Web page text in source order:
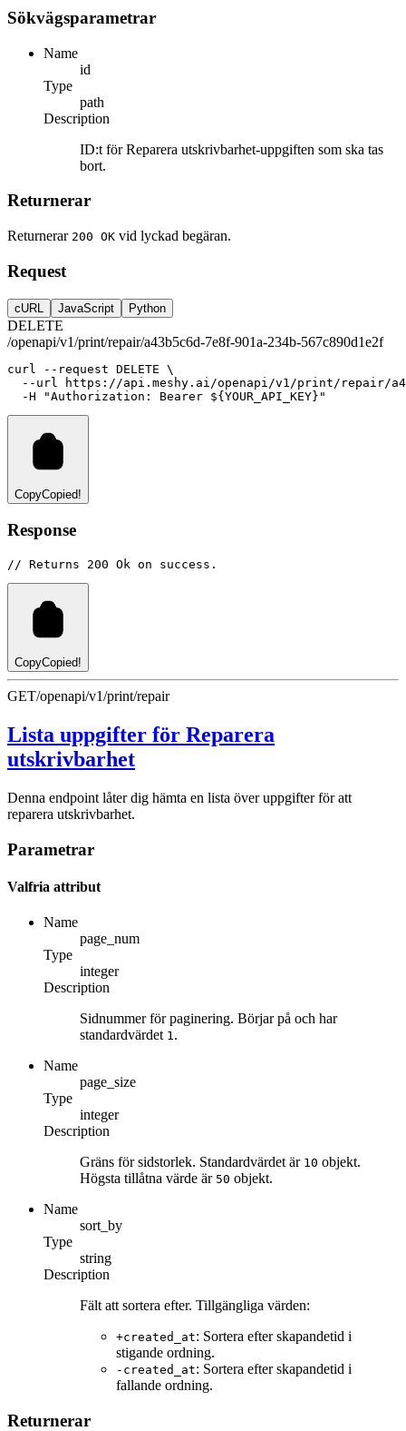
Sökvägsparametrar
Name
id
Type
path
Description
ID:t för Reparera utskrivbarhet-uppgiften som ska tas
bort.
Returnerar
Returnerar 200 OK vid lyckad begäran.
Request
cURL JavaScript Python
DELETE
/openapi/v1/print/repair/a43b5c6d-7e8f-901a-234b-567c890d1e2f
curl --request DELETE \
--url
https://api.meshy.ai/openapi/v1/print/repair/
-H
"Authorization: Bearer ${YOUR_API_KEY}"
CopyCopied!
Response
// Returns 200 Ok on success.
CopyCopied!
GET/openapi/v1/print/repair
Lista uppgifter för Reparera
utskrivbarhet
Denna endpoint låter dig hämta en lista över uppgifter för att
reparera utskrivbarhet.
Parametrar
Valfria attribut
Name
page_num
Type
integer
Description
Sidnummer för paginering. Börjar på och har
standardvärdet 1.
Name
page_size
Type
integer
Description
Gräns för sidstorlek. Standardvärdet är 10 objekt.
Högsta tillåtna värde är 50 objekt.
Name
sort_by
Type
string
Description
Fält att sortera efter. Tillgängliga värden:
+created_at: Sortera efter skapandetid i
stigande ordning.
-created_at: Sortera efter skapandetid i
fallande ordning.
Returnerar